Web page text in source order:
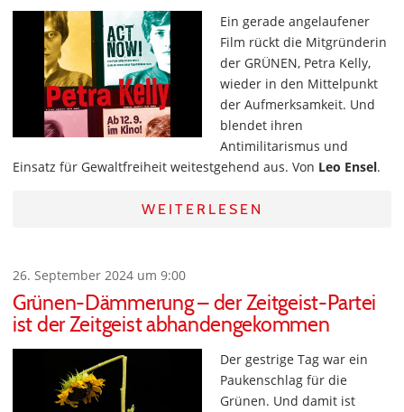
Ein gerade angelaufener
Film rückt die Mitgründerin
der GRÜNEN, Petra Kelly,
wieder in den Mittelpunkt
der Aufmerksamkeit. Und
blendet ihren
Antimilitarismus und
Einsatz für Gewaltfreiheit weitestgehend aus. Von Leo Ensel.
WEITERLESEN
26. September 2024 um 9:00
Grünen-Dämmerung – der Zeitgeist-Partei
ist der Zeitgeist abhandengekommen
Der gestrige Tag war ein
Paukenschlag für die
Grünen. Und damit ist